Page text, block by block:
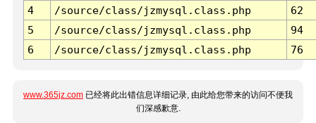
4
/source/class/jzmysql.class.php
62
5
/source/class/jzmysql.class.php
94
6
/source/class/jzmysql.class.php 76
www.365jz.com 已经将此出错信息详细记录, 由此给您带来的访问不便我
们深感歉意.